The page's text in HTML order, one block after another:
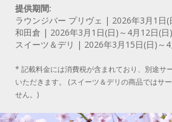
提供期間:
ラウンジバー プリヴェ | 2026年3月1日(
和田倉 | 2026年3月1日(日)～4月12日(日)
スイーツ＆デリ | 2026年3月15日(日)～
* 記載料金には消費税が含まれており、別途サ
いただきます。 (スイーツ＆デリの商品ではサ
せん。)